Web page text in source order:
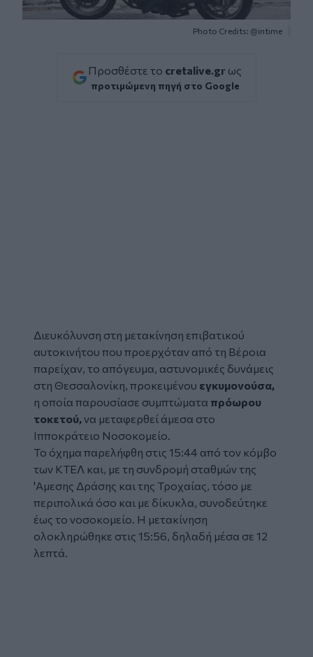
Photo Credits: @intime
Προσθέστε το cretalive.gr ως
προτιμώμενη πηγή στο Google
Διευκόλυνση στη μετακίνηση επιβατικού
αυτοκινήτου που προερχόταν από τη Βέροια
παρείχαν, το απόγευμα, αστυνομικές δυνάμεις
στη Θεσσαλονίκη, προκειμένου εγκυμονούσα,
η οποία παρουσίασε συμπτώματα πρόωρου
τοκετού,να μεταφερθεί άμεσα στο
Ιπποκράτειο Νοσοκομείο.
Το όχημα παρελήφθη στις 15:44 από τον κόμβο
των ΚΤΕΛ και, με τη συνδρομή σταθμών της
'Αμεσης Δράσης και της Τροχαίας, τόσο με
περιπολικά όσο και με δίκυκλα, συνοδεύτηκε
έως το νοσοκομείο. Η μετακίνηση
ολοκληρώθηκε στις 15:56, δηλαδή μέσα σε 12
λεπτά.